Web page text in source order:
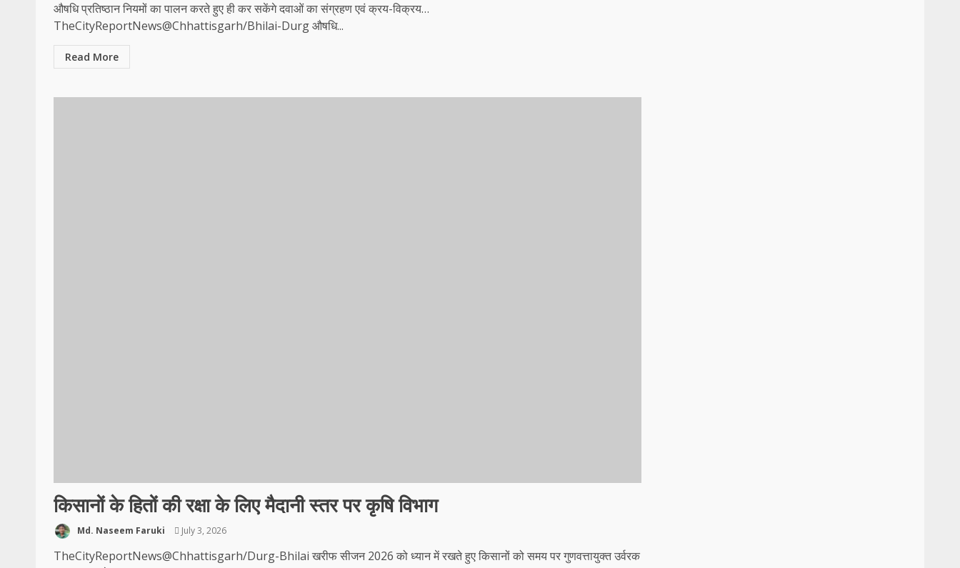
औषधि प्रतिष्ठान नियमों का पालन करते हुए ही कर सकेंगे दवाओं का संग्रहण एवं क्रय-विक्रय…
TheCityReportNews@Chhattisgarh/Bhilai-Durg औषधि...
Read More
किसानों के हितों की रक्षा के लिए मैदानी स्तर पर कृषि विभाग
Md. Naseem Faruki July 3, 2026
TheCityReportNews@Chhattisgarh/Durg-Bhilai खरीफ सीजन 2026 को ध्यान में रखते हुए किसानों को समय पर गुणवत्तायुक्त उर्वरक